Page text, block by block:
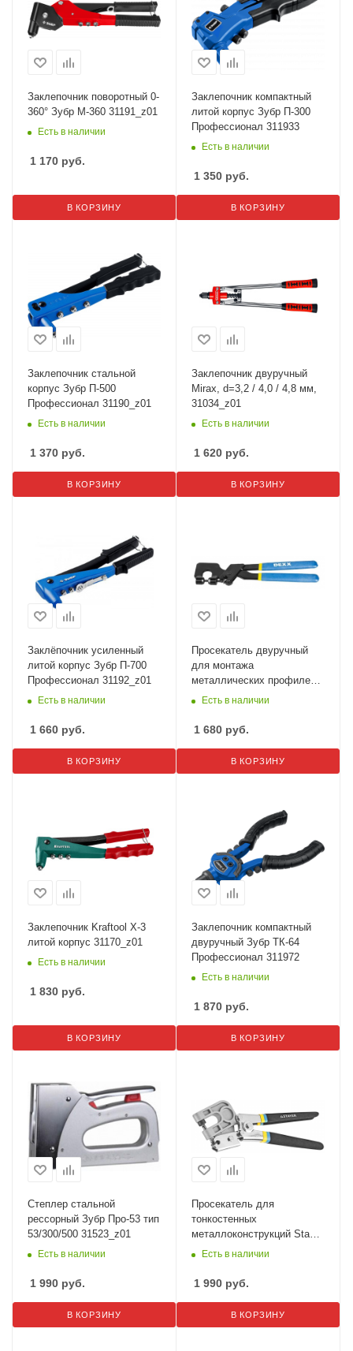
Заклепочник поворотный 0-
360° Зубр М-360 31191_z01
Есть в наличии
1 170 руб.
В КОРЗИНУ
Заклепочник компактный
литой корпус Зубр П-300
Профессионал 311933
Есть в наличии
1 350 руб.
В КОРЗИНУ
Заклепочник стальной
корпус Зубр П-500
Профессионал 31190_z01
Есть в наличии
1 370 руб.
В КОРЗИНУ
Заклепочник двуручный
Mirax, d=3,2 / 4,0 / 4,8 мм,
31034_z01
Есть в наличии
1 620 руб.
В КОРЗИНУ
Заклёпочник усиленный
литой корпус Зубр П-700
Профессионал 31192_z01
Есть в наличии
1 660 руб.
В КОРЗИНУ
Просекатель двуручный
для монтажа
металлических профилей
Dexx 31391
Есть в наличии
1 680 руб.
В КОРЗИНУ
Заклепочник Kraftool X-3
литой корпус 31170_z01
Есть в наличии
1 830 руб.
В КОРЗИНУ
Заклепочник компактный
двуручный Зубр ТК-64
Профессионал 311972
Есть в наличии
1 870 руб.
В КОРЗИНУ
Степлер стальной
рессорный Зубр Про-53 тип
53/300/500 31523_z01
Есть в наличии
1 990 руб.
В КОРЗИНУ
Просекатель для
тонкостенных
металлоконструкций Stayer
Profi 31381
Есть в наличии
1 990 руб.
В КОРЗИНУ